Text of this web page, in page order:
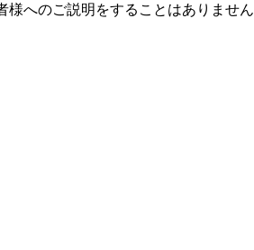
へのご説明をすることはありません